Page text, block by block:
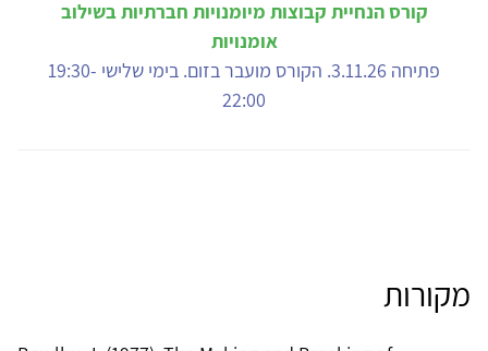
קורס הנחיית קבוצות מיומנויות חברתיות בשילוב
אומנויות
פתיחה 3.11.26. הקורס מועבר בזום. בימי שלישי 19:30-
22:00
מקורות